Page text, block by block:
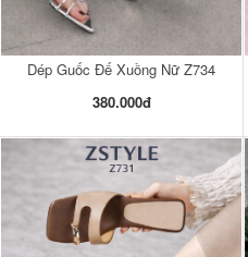
Dép Guốc Đế Xuồng Nữ Z734
380.000đ